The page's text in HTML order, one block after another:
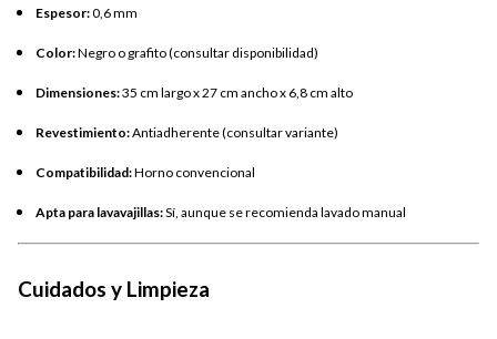
Espesor:0,6 mm
Color:Negro o grafito (consultar disponibilidad)
Dimensiones:35 cm largo x 27 cm ancho x 6,8 cm alto
Revestimiento:Antiadherente (consultar variante)
Compatibilidad:Horno convencional
Apta para lavavajillas:Sí, aunque se recomienda lavado manual
Cuidados y Limpieza